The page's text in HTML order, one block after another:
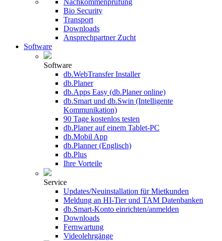
Nachkommenprüfung
Bio Security
Transport
Downloads
Ansprechpartner Zucht
Software
Software
db.WebTransfer Installer
db.Planer
db.Apps Easy (db.Planer online)
db.Smart und db.Swin (Intelligente
Kommunikation)
90 Tage kostenlos testen
db.Planer auf einem Tablet-PC
db.Mobil App
db.Planner (Englisch)
db.Plus
Ihre Vorteile
Service
Updates/Neuinstallation für Mietkunden
Meldung an HI-Tier und TAM Datenbanken
db.Smart-Konto einrichten/anmelden
Downloads
Fernwartung
Videolehrgänge